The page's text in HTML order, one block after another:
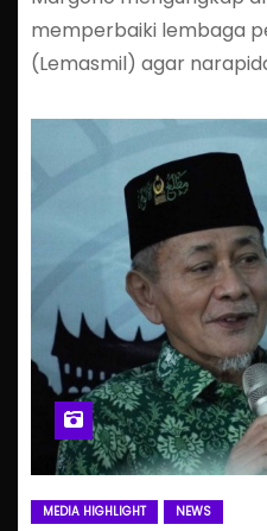
memperbaiki lembaga
(Lemasmil) agar
MEDIA HIGHLIGHT NEWS